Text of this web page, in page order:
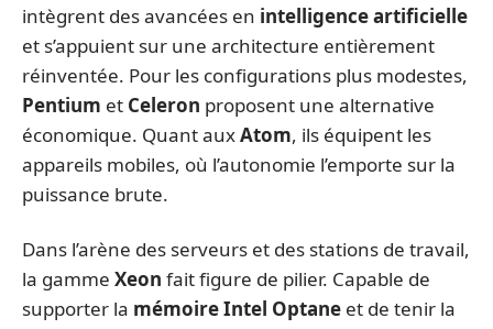
intègrent des avancées en intelligence artificielle
et s’appuient sur une architecture entièrement
réinventée. Pour les configurations plus modestes,
Pentium et Celeron proposent une alternative
économique. Quant auxAtom, ils équipent les
appareils mobiles, où l’autonomie l’emporte sur la
puissance brute.
Dans l’arène des serveurs et des stations de travail,
la gamme Xeon fait figure de pilier. Capable de
supporter la mémoire Intel Optane et de tenir la